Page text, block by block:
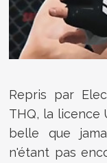
Repris par
THQ, la licence
belle que
n'étant pas